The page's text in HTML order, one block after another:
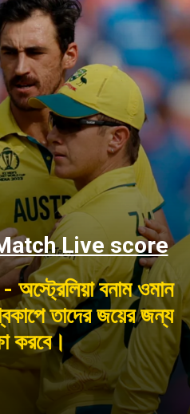
Live score
বনাম ওমান
তাদের জয়ের জন্য
করবে।